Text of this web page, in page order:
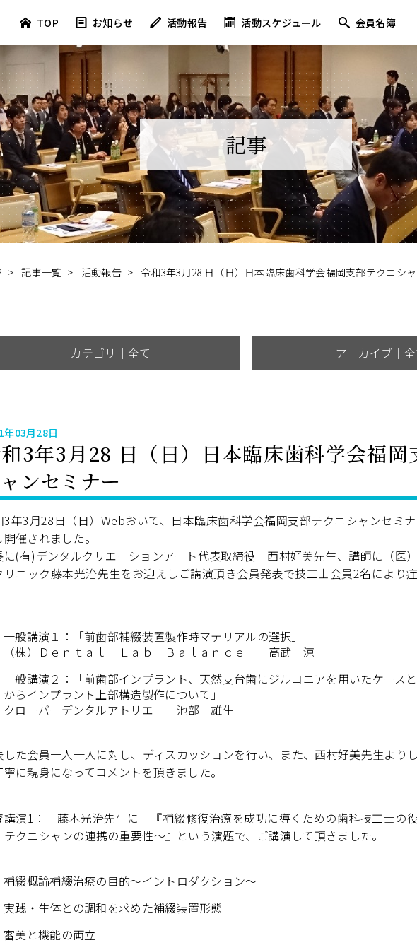
TOP お知らせ 活動報告 活動スケジュール 会員名簿
記事
> 記事一覧 > 活動報告 > 令和3年3月28 日（日）日本臨床歯科学会福岡支部テクニシ
カテゴリ｜全て アーカイブ｜
年03月28日
3年3月28 日（日）日本臨床歯科学会福岡
ンセミナー
3年3月28日（日）Webおいて、日本臨床歯科学会福岡支部テクニシャンセミ
催されました。
に(有)デンタルクリエーションアート代表取締役 西村好美先生、講師に（
リニック藤本光治先生をお迎えしご講演頂き会員発表で技工士会員2名により
一般講演１：「前歯部補綴装置製作時マテリアルの選択」
（株）Ｄｅｎｔａｌ Ｌａｂ Ｂａｌａｎｃｅ 高武 涼
一般講演２：「前歯部インプラント、天然支台歯にジルコニアを用いたケース
からインプラント上部構造製作について」
クローバーデンタルアトリエ 池部 雄生
した会員一人一人に対し、ディスカッションを行い、また、西村好美先生より
寧に親身になってコメントを頂きました。
講演1： 藤本光治先生に 『補綴修復治療を成功に導くための歯科技工士の
テクニシャンの連携の重要性〜』という演題で、ご講演して頂きました。
補綴概論補綴治療の目的～イントロダクション～
実践・生体との調和を求めた補綴装置形態
審美と機能の両立